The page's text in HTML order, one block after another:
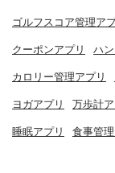
ゴルフスコア管理ア
クーポンアプリ ハ
カロリー管理アプリ
ヨガアプリ 万歩計ア
睡眠アプリ 食事管